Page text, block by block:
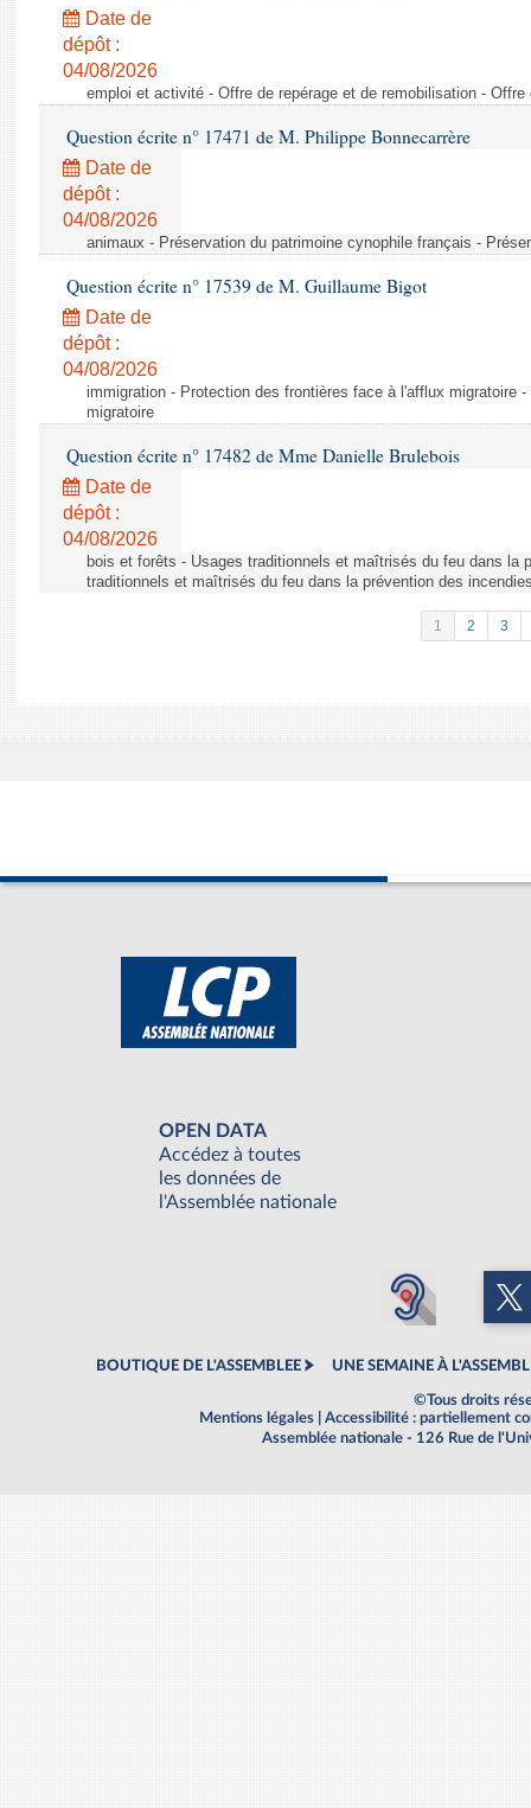
Date de
dépôt :
04/08/2026
emploi et activité - Offre de repérage et de remobilisation -
Question écrite n° 17471 de M. Philippe Bonnecarrère
Date de
dépôt :
04/08/2026
animaux - Préservation du patrimoine cynophile français -
Question écrite n° 17539 de M. Guillaume Bigot
Date de
dépôt :
04/08/2026
immigration - Protection des frontières face à l'afflux migratoire
migratoire
Question écrite n° 17482 de Mme Danielle Brulebois
Date de
dépôt :
04/08/2026
bois et forêts - Usages traditionnels et maîtrisés du feu dans la
traditionnels et maîtrisés du feu dans la prévention des
1 2 3
OPEN DATA
Accédez à toutes
les données de
l'Assemblée nationale
BOUTIQUE DE L'ASSEMBLEE UNE SEMAINE À
©Tous droits
Mentions légales
Accessibilité : partiellement
Assemblée nationale - 126 Rue de